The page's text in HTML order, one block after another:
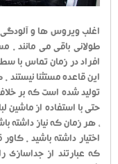
اغلب ویروس ها و
طولانی باقی می مانند .
افراد در زمان تماس با
این قاعده مستثنا
تولید شده است که بر
حتی با استفاده از ماشین
، هر زمان که نیاز داشته
اختیار داشته باشید .
که عبارتند از جداسازی